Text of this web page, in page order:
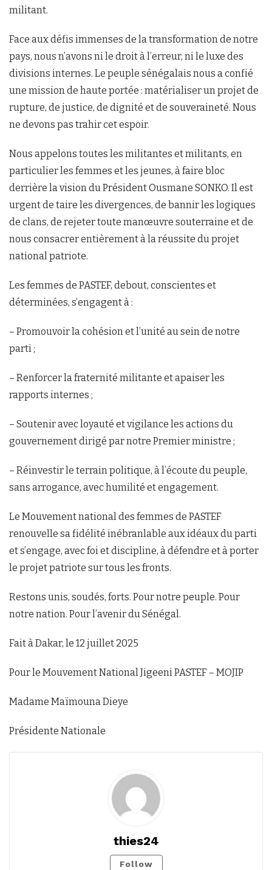
militant.
Face aux défis immenses de la transformation de notre
pays, nous n’avons ni le droit à l’erreur, ni le luxe des
divisions internes. Le peuple sénégalais nous a confié
une mission de haute portée : matérialiser un projet de
rupture, de justice, de dignité et de souveraineté. Nous
ne devons pas trahir cet espoir.
Nous appelons toutes les militantes et militants, en
particulier les femmes et les jeunes, à faire bloc
derrière la vision du Président Ousmane SONKO. Il est
urgent de taire les divergences, de bannir les logiques
de clans, de rejeter toute manœuvre souterraine et de
nous consacrer entièrement à la réussite du projet
national patriote.
Les femmes de PASTEF, debout, conscientes et
déterminées, s’engagent à :
– Promouvoir la cohésion et l’unité au sein de notre
parti ;
– Renforcer la fraternité militante et apaiser les
rapports internes ;
– Soutenir avec loyauté et vigilance les actions du
gouvernement dirigé par notre Premier ministre ;
– Réinvestir le terrain politique, à l’écoute du peuple,
sans arrogance, avec humilité et engagement.
Le Mouvement national des femmes de PASTEF
renouvelle sa fidélité inébranlable aux idéaux du parti
et s’engage, avec foi et discipline, à défendre et à porter
le projet patriote sur tous les fronts.
Restons unis, soudés, forts. Pour notre peuple. Pour
notre nation. Pour l’avenir du Sénégal.
Fait à Dakar, le 12 juillet 2025
Pour le Mouvement National Jigeeni PASTEF – MOJIP
Madame Maïmouna Dieye
Présidente Nationale
thies24
Follow